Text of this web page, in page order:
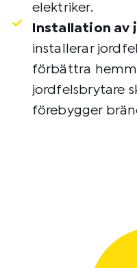
elektriker.
Installation
installerar
förbättra
jordfelsbrytare
förebygger